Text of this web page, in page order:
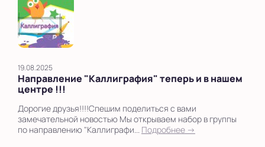
19.08.2025
Направление "Каллиграфия" теперь и в нашем
центре !!!
Дорогие друзья!!!!Спешим поделиться с вами
замечательной новостью Мы открываем набор в группы
по направлению "Каллиграфи... Подробнее →